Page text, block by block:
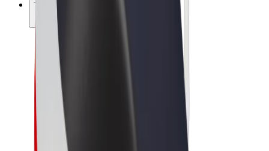
Termékek
Utazás
Rollerek
Bolt Market
Bolt Food
Bolt Drive
Bolt cégeknek